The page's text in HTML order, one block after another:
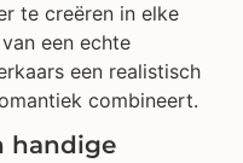
te creëren in elke
een echte
een realistisch
combineert.
handige